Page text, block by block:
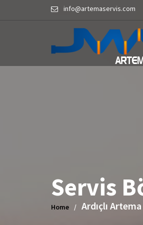
info@artemaservis.com
Servis
Home Ardıçlı